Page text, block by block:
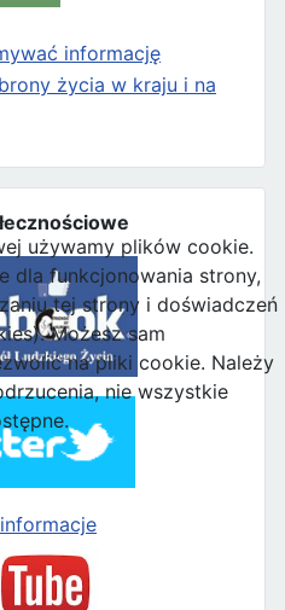
informację
życia w kraju i na
używamy plików cookie.
dla funkcjonowania strony,
tej strony i doświadczeń
Możesz sam
na pliki cookie. Należy
nie wszystkie